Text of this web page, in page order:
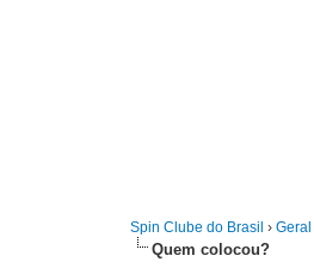
Spin Clube do Brasil ›Geral
Quem colocou?